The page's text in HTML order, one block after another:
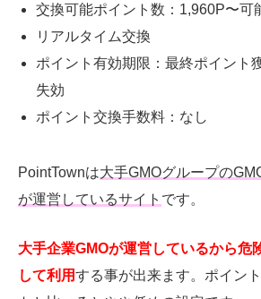
交換可能ポイント数： 1,960P〜可
リアルタイム交換
ポイント有効期限：最終ポイント
失効
ポイント交換手数料：なし
PointTownは大手GMOグループの
が運営しているサイト です。
大手企業GMOが運営しているから危
して利用する事が出来ます。ポイン